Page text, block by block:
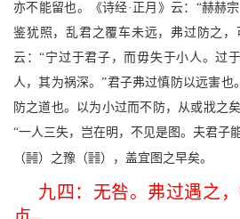
亦不能留也。《诗经·正月》云：“赫赫
鉴犹照，乱君之覆车未远，弗过防之，
云：“宁过于君子，而毋失于小人。过
人，其为祸深。”君子弗过慎防以远害也
防之道也。以为小过而不防，从或戕之
“一人三失，岂在明，不见是图。夫君子
（<）之豫（f），盖宜图之早矣。
九四：无咎。弗过遇之